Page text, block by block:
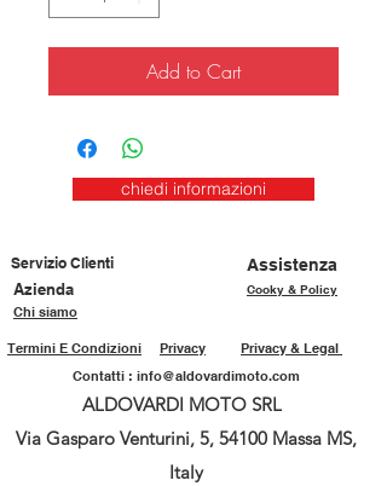
Add to Cart
chiedi informazioni
Servizio Clienti
Assistenza
Azienda
Cooky & Policy
Chi siamo
Privacy & Legal
Privacy
Termini E Condizioni
Contatti : info@aldovardimoto.com
ALDOVARDI MOTO SRL
Via Gasparo Venturini, 5, 54100 Massa MS,
Italy